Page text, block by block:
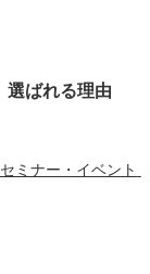
選ばれる理由
セミナー・イベント